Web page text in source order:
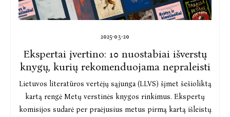
2025-03-20
Ekspertai įvertino: 10 nuostabiai išverstų
knygų, kurių rekomenduojama nepraleisti
Lietuvos literatūros vertėjų sąjunga (LLVS) šįmet šešioliktą
kartą rengė Metų verstinės knygos rinkimus. Ekspertų
komisijos sudarė per praėjusius metus pirmą kartą išleistų